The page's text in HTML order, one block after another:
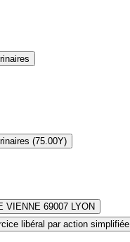
(75.00Y)
VIENNE 69007 LYON
libéral par action simplifiée